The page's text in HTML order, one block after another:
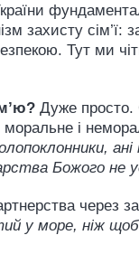
захисту
Тут ми
Дуже просто.
моральне і
ані
Божого
через
у море, ніж